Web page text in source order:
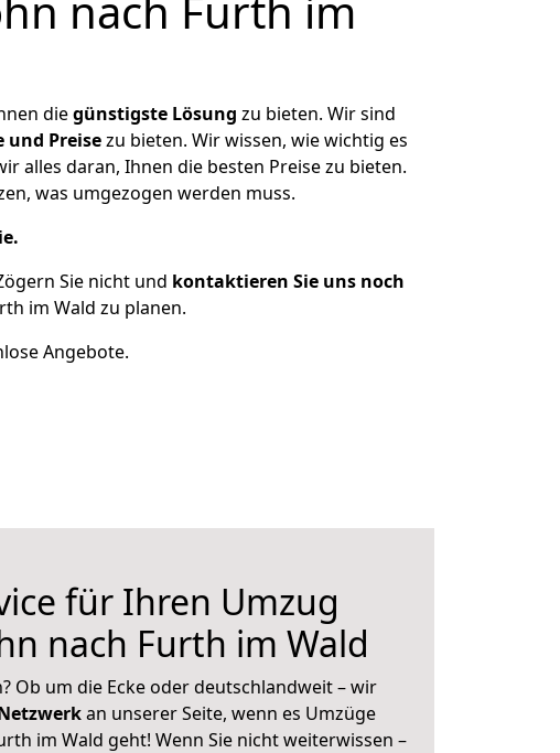
diegünstigste Lösung zu bieten. Wir sind
und Preisezu bieten. Wir wissen, wie wichtig es
alles daran, Ihnen die besten Preise zu bieten.
was umgezogen werden muss.
Sie nicht und kontaktieren Sie uns noch
im Wald zu planen.
Angebote.
für Ihren Umzug
nach Furth im Wald
Ob um die Ecke oder deutschlandweit – wir
an unserer Seite, wenn es Umzüge
im Wald geht! Wenn Sie nicht weiterwissen –